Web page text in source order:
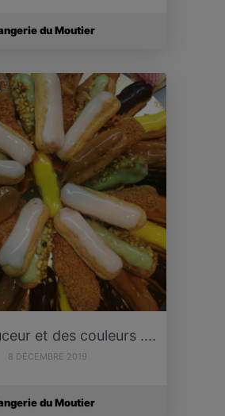
du Moutier
et des couleurs ....
8 DÉCEMBRE 2019
du Moutier